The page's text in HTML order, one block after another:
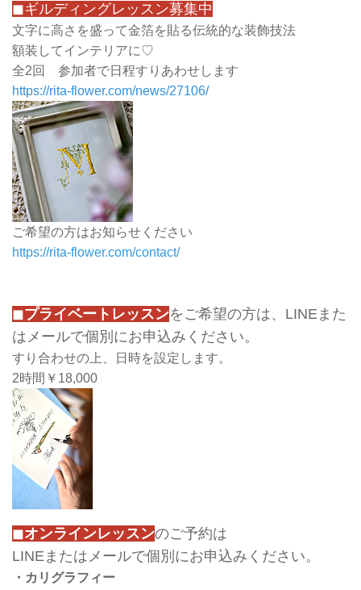
◼ギルディングレッスン募集中
文字に高さを盛って金箔を貼る伝統的な装飾技法
額装してインテリアに♡
全2回 参加者で日程すりあわせします
https://rita-flower.com/news/27106/
ご希望の方はお知らせください
https://rita-flower.com/contact/
◼プライベートレッスンをご希望の方は、LINEまた
はメールで個別にお申込みください。
すり合わせの上、日時を設定します。
2時間￥18,000
◼オンラインレッスンのご予約は
LINEまたはメールで個別にお申込みください。
・カリグラフィー